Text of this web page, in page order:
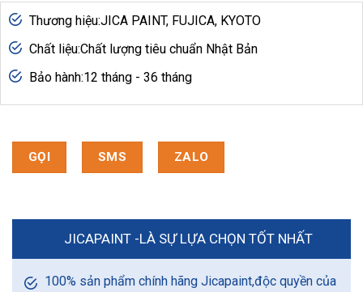
Thương hiệu:JICA PAINT, FUJICA, KYOTO
Chất liệu:Chất lượng tiêu chuẩn Nhật Bản
Bảo hành:12 tháng - 36 tháng
GỌI SMS ZALO
JICAPAINT -LÀ SỰ LỰA CHỌN TỐT NHẤT
100% sản phẩm chính hãng Jicapaint,độc quyền của